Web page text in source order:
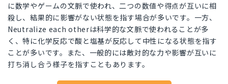
に数学やゲームの文脈で使われ、二つの数値や得点が互いに相
殺し、結果的に影響がない状態を指す場合が多いです。一方、
Neutralize each otherは科学的な文脈で使われることが多
く、特に化学反応で酸と塩基が反応して中性になる状態を指す
ことが多いです。また、一般的には敵対的な力や影響が互いに
打ち消し合う様子を指すこともあります。